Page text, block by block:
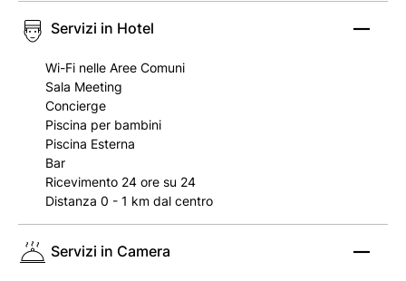
Servizi in Hotel
Wi-Fi nelle Aree Comuni
Sala Meeting
Concierge
Piscina per bambini
Piscina Esterna
Bar
Ricevimento 24 ore su 24
Distanza 0 - 1 km dal centro
Servizi in Camera